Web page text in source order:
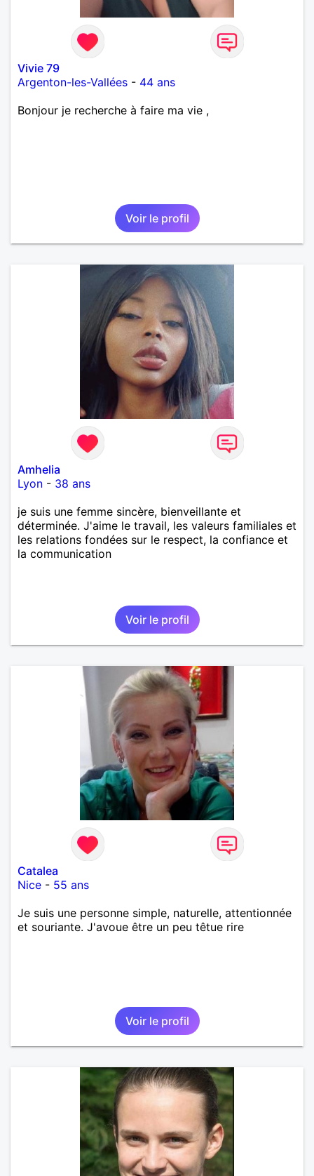
Vivie 79
Argenton-les-Vallées - 44 ans
Bonjour je recherche à faire ma vie ,
Voir le profil
Amhelia
Lyon - 38 ans
je suis une femme sincère, bienveillante et
déterminée. J'aime le travail, les valeurs familiales et
les relations fondées sur le respect, la confiance et
la communication
Voir le profil
Catalea
Nice - 55 ans
Je suis une personne simple, naturelle, attentionnée
et souriante. J'avoue être un peu têtue rire
Voir le profil